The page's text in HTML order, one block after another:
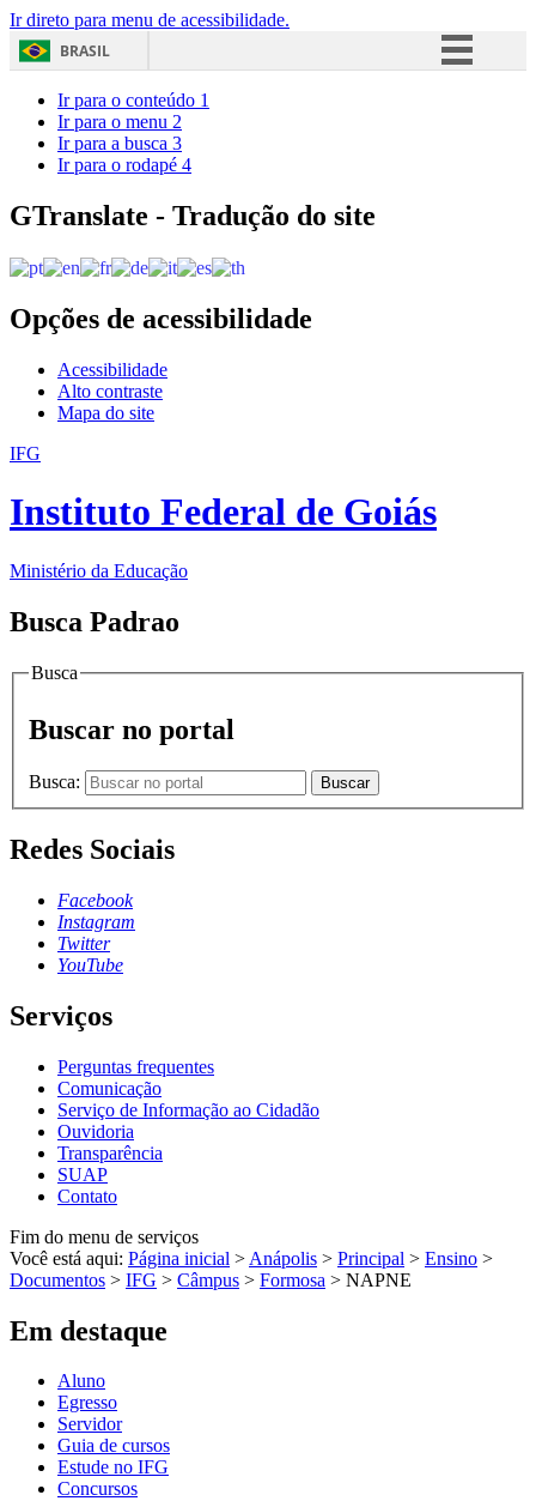
Ir direto para menu de acessibilidade.
BRASIL
Acesso à informação
Ir para o conteúdo 1
Ir para o menu 2
Ir para a busca 3
Ir para o rodapé 4
GTranslate - Tradução do site
Opções de acessibilidade
Acessibilidade
Alto contraste
Mapa do site
IFG
Instituto Federal de Goiás
Ministério da Educação
Busca Padrao
Busca
Buscar no portal
Busca: Buscar
Redes Sociais
Facebook
Instagram
Twitter
YouTube
Serviços
Perguntas frequentes
Comunicação
Serviço de Informação ao Cidadão
Ouvidoria
Transparência
SUAP
Contato
Fim do menu de serviços
Você está aqui: Página inicial > Anápolis > Principal > Ensino >
Documentos > IFG > Câmpus > Formosa > NAPNE
Em destaque
Aluno
Egresso
Servidor
Guia de cursos
Estude no IFG
Concursos